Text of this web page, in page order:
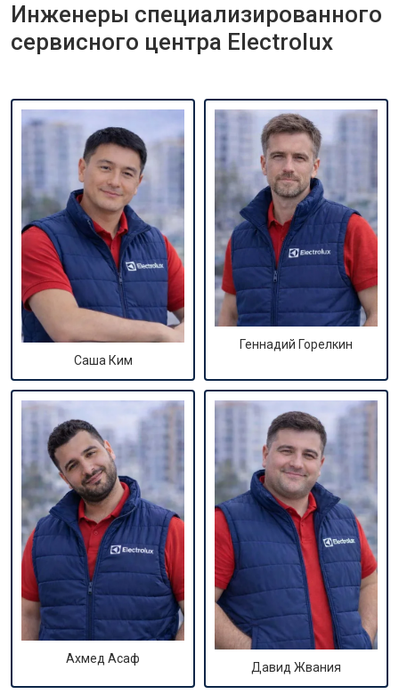
Инженеры специализированного
сервисного центра Electrolux
Саша Ким
Геннадий Горелкин
Ахмед Асаф
Давид Жвания